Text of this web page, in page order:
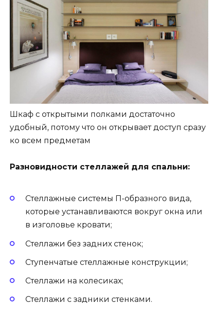
Шкаф с открытыми полками достаточно
удобный, потому что он открывает доступ сразу
ко всем предметам
Разновидности стеллажей для спальни:
Стеллажные системы П-образного вида,
которые устанавливаются вокруг окна или
в изголовье кровати;
Стеллажи без задних стенок;
Ступенчатые стеллажные конструкции;
Стеллажи на колесиках;
Стеллажи с задники стенками.